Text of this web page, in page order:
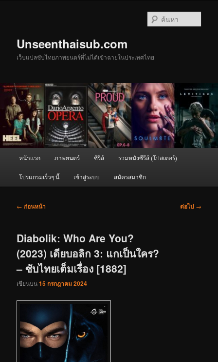
Unseenthaisub.com
เว็บแปลซับไทยภาพยนตร์ที่ไม่ได้เข้าฉายในประเทศไทย
หน้าแรก ภาพยนตร์ ซีรีส์ รวมหนังซีรีส์ (โปสเตอร์)
โปรแกรมเร็วๆ นี้ เข้าสู่ระบบ สมัครสมาชิก
เมนู
← ก่อนหน้า ต่อไป →
Diabolik: Who Are You?
(2023) เดียบอลิก 3: แกเป็นใคร?
– ซับไทยเต็มเรื่อง [1882]
เขียนบน15 กรกฎาคม 2024